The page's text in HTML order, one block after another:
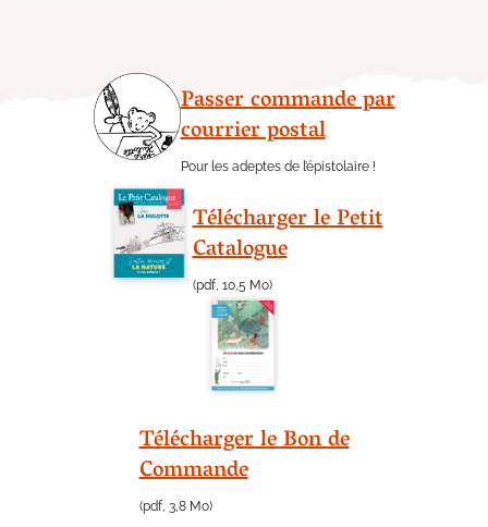
Passer commande par
courrier postal
Pour les adeptes de l’épistolaire !
Télécharger le Petit
Catalogue
(pdf, 10,5 Mo)
Télécharger le Bon de
Commande
(pdf, 3,8 Mo)